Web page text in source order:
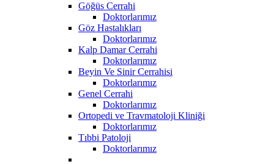
Göğüs Cerrahi
Doktorlarımız
Göz Hastalıkları
Doktorlarımız
Kalp Damar Cerrahi
Doktorlarımız
Beyin Ve Sinir Cerrahisi
Doktorlarımız
Genel Cerrahi
Doktorlarımız
Ortopedi ve Travmatoloji Kliniği
Doktorlarımız
Tıbbi Patoloji
Doktorlarımız